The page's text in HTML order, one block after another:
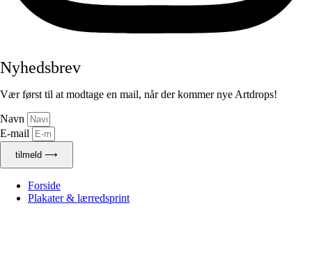
Nyhedsbrev
Vær først til at modtage en mail, når der kommer nye Artdrops!
Navn
E-mail
tilmeld ⟶
Forside
Plakater & lærredsprint